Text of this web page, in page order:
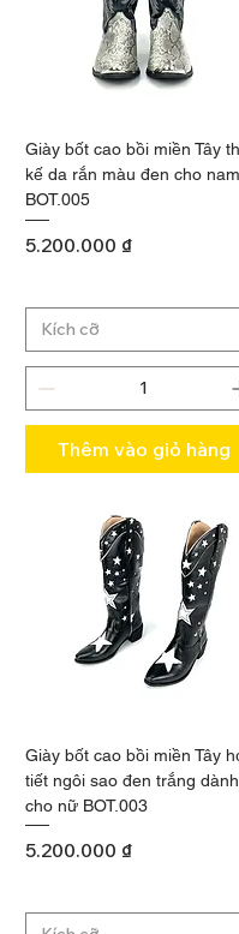
Giày bốt cao bồi miền Tây
kế da rắn màu đen cho nam
BOT.005
Giá
5.200.000 ₫
Thêm vào giỏ hàng
Giày bốt cao bồi miền Tây
tiết ngôi sao đen trắng dành
cho nữ BOT.003
Giá
5.200.000 ₫